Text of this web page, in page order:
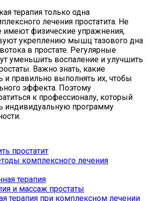
терапия только одна
лечения простатита. Не
имеют физические упражнения,
укреплению мышц тазового дна
в простате. Регулярные
уменьшить воспаление и улучшить
Важно знать, какие
и правильно выполнять их, чтобы
эффекта. Поэтому
к профессионалу, который
индивидуальную программу
простатит
комплексного лечения
терапия
и массаж простаты
терапия при комплексном лечении